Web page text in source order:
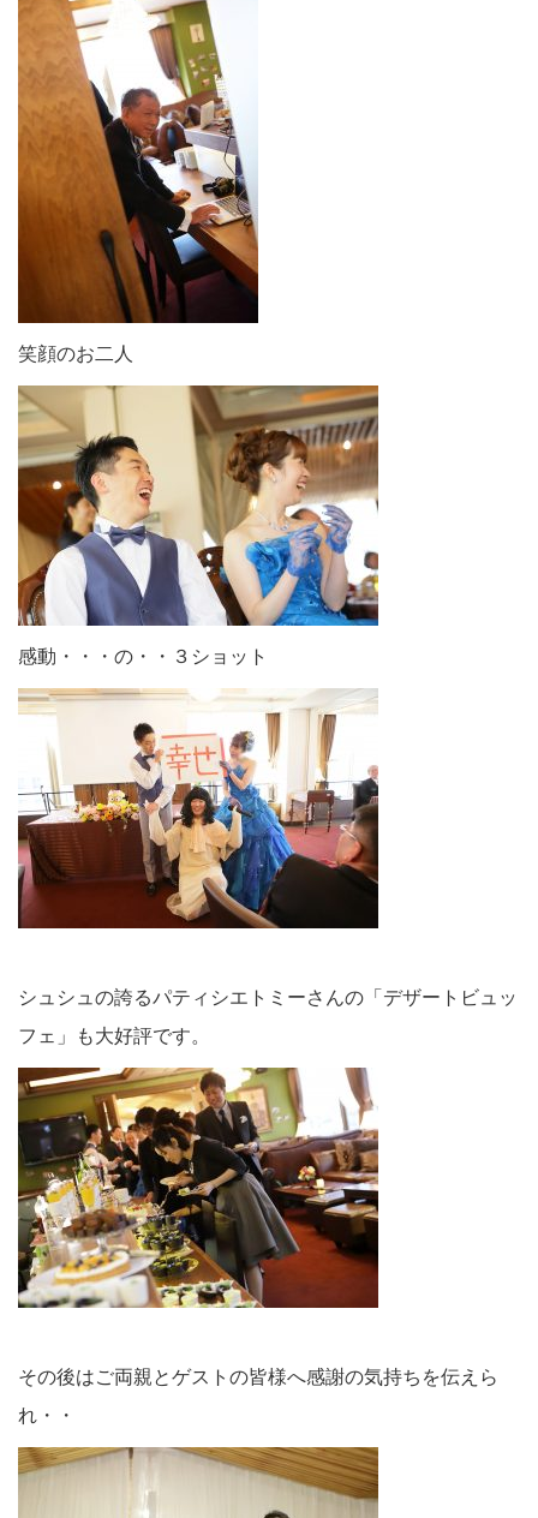
笑顔のお二人
感動・・・の・・３ショット
シュシュの誇るパティシエトミーさんの「デザートビュッ
フェ」も大好評です。
その後はご両親とゲストの皆様へ感謝の気持ちを伝えら
れ・・